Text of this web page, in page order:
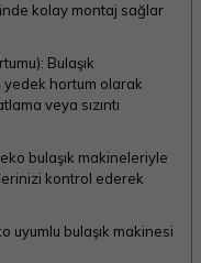
kolay montaj sağlar
Bulaşık
yedek hortum olarak
veya sızıntı
bulaşık makineleriyle
kontrol ederek
uyumlu bulaşık makinesi